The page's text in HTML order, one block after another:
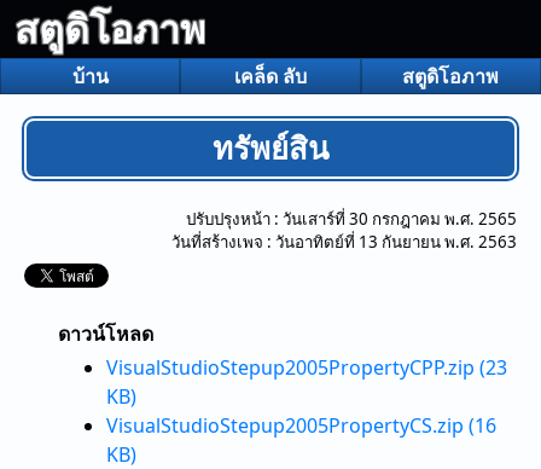
สตูดิโอภาพ
บ้าน เคล็ด ลับ สตูดิโอภาพ
ทรัพย์สิน
ปรับปรุงหน้า : วันเสาร์ที่ 30 กรกฎาคม พ.ศ. 2565
วันที่สร้างเพจ : วันอาทิตย์ที่ 13 กันยายน พ.ศ. 2563
ดาวน์โหลด
VisualStudioStepup2005PropertyCPP.zip (23
KB)
VisualStudioStepup2005PropertyCS.zip (16
KB)